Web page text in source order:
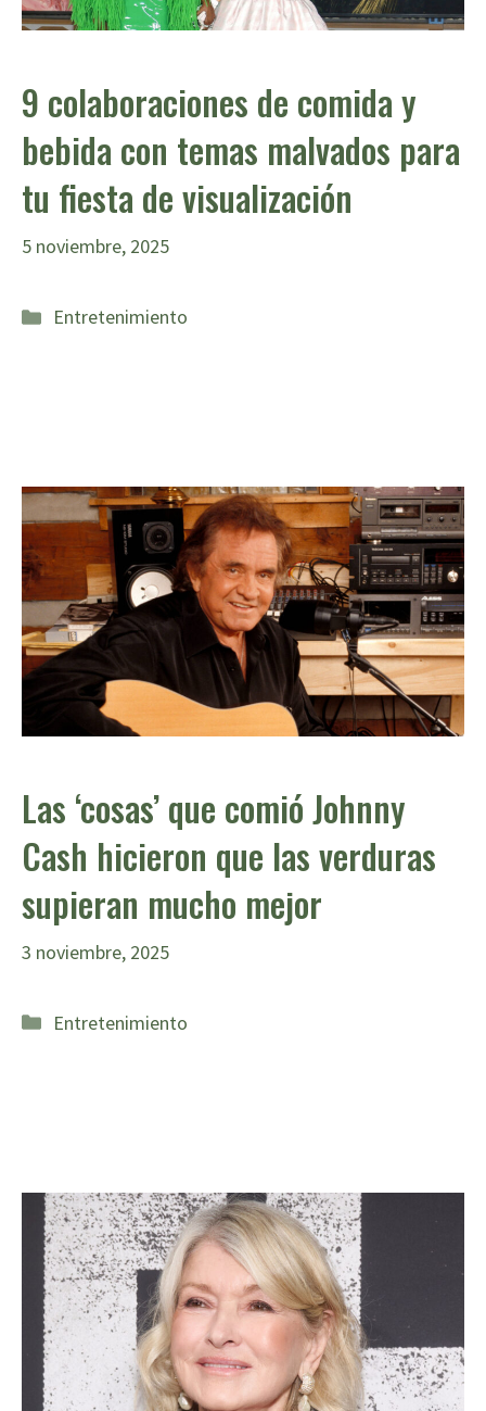
9 colaboraciones de comida y
bebida con temas malvados para
tu fiesta de visualización
5 noviembre, 2025
Categorías
Entretenimiento
Las ‘cosas’ que comió Johnny
Cash hicieron que las verduras
supieran mucho mejor
3 noviembre, 2025
Categorías
Entretenimiento